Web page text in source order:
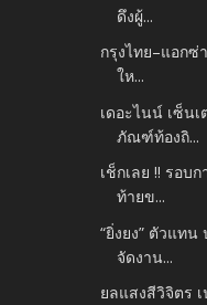
ดึงผู้...
กรุงไทย–แอกซ่
ให...
เดอะไนน์ เซ็น
ภัณฑ์ท้องถิ...
เช็กเลย !! รอบ
ท้ายข...
“ยิ่งยง” ตัวแท
จัดงาน...
ยลแสงสีวิจิตร เ